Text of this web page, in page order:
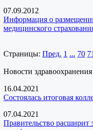
07.09.2012
Информация о
медицинского
Страницы: Пред. 1 ... 70
Новости здравоохранения
16.04.2021
Состоялась итоговая
07.04.2021
Правительство расширит